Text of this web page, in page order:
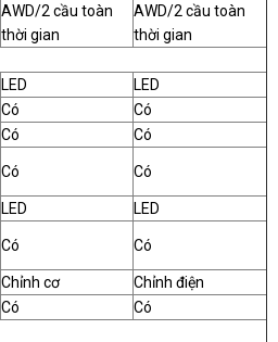
AWD/2 cầu toàn
thời gian
AWD/2 cầu toàn
thời gian
LED
LED
Có
Có
Có
Có
Có Có
LED
LED
Có Có
Chỉnh cơ
Chỉnh điện
Có
Có